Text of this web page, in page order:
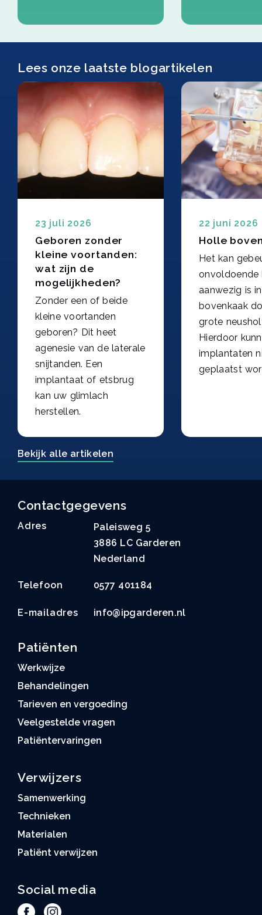
Lees onze laatste blogartikelen
23 juli 2026
Geboren zonder
kleine voortanden:
wat zijn de
mogelijkheden?
Zonder een of beide
kleine voortanden
geboren? Dit heet
agenesie van de laterale
snijtanden. Een
implantaat of etsbrug
kan uw glimlach
herstellen.
22 juni 2026
Holle
Het kan
onvoldoende
aanwezig is
bovenkaak
grote
Hierdoor
implantaten
geplaatst
Bekijk alle artikelen
Contactgegevens
Adres
Paleisweg 5
3886 LC Garderen
Nederland
Telefoon 0577 401184
E-mailadres info@ipgarderen.nl
Patiënten
Werkwijze
Behandelingen
Tarieven en vergoeding
Veelgestelde vragen
Patiëntervaringen
Verwijzers
Samenwerking
Technieken
Materialen
Patiënt verwijzen
Social media